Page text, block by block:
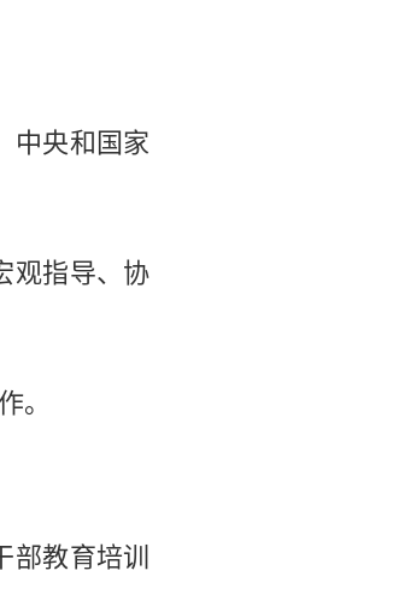
央和国家
指导、协
。
教育培训